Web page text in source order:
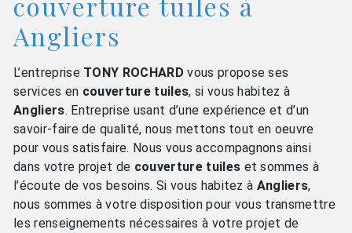
Angliers
L’entreprise TONY ROCHARD vous propose ses
services en couverture tuiles, si vous habitez à
Angliers. Entreprise usant d’une expérience et d’un
savoir-faire de qualité, nous mettons tout en oeuvre
pour vous satisfaire. Nous vous accompagnons ainsi
dans votre projet de couverture tuiles et sommes à
l’écoute de vos besoins. Si vous habitez à Angliers,
nous sommes à votre disposition pour vous transmettre
les renseignements nécessaires à votre projet de